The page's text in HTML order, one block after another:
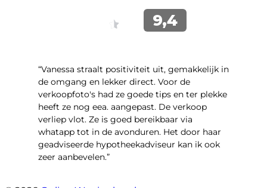
“Vanessa straalt positiviteit uit, gemakkelijk in
de omgang en lekker direct. Voor de
verkoopfoto's had ze goede tips en ter plekke
heeft ze nog eea. aangepast. De verkoop
verliep vlot. Ze is goed bereikbaar via
whatapp tot in de avonduren. Het door haar
geadviseerde hypotheekadviseur kan ik ook
zeer aanbevelen.”